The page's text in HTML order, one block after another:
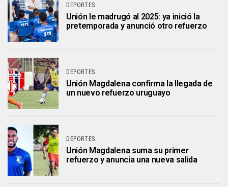
DEPORTES
Unión le madrugó al 2025: ya inició la
pretemporada y anunció otro refuerzo
DEPORTES
Unión Magdalena confirma la llegada de
un nuevo refuerzo uruguayo
DEPORTES
Unión Magdalena suma su primer
refuerzo y anuncia una nueva salida